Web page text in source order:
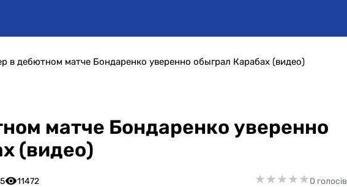
в дебютном матче Бондаренко уверенно обыграл Карабах (видео)
матче Бондаренко уверенно
(видео)
11472 ★★★★★
★★★★★0 голосів